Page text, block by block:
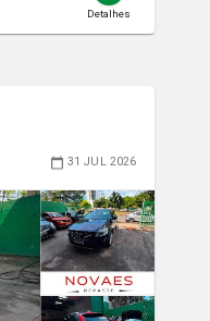
Detalhes
31 JUL 2026